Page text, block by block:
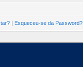
| Esqueceu-se da Password?